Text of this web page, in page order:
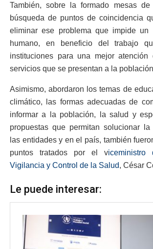
También, sobre la formado mesas
búsqueda de puntos de coincidencia
eliminar ese problema que impide un
humano, en beneficio del trabajo
instituciones para una mejor
servicios que se presentan a la
Asimismo, abordaron los temas de
climático, las formas adecuadas de
informar a la población, la salud y
propuestas que permitan solucionar
las entidades y en el país, también
puntos tratados por el viceministro
Vigilancia y Control de la Salud, César
Le puede interesar: